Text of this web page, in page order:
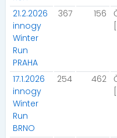
21.2.2026
innogy
Winter
Run
PRAHA
367 156
17.1.2026
innogy
Winter
Run
BRNO
254 462